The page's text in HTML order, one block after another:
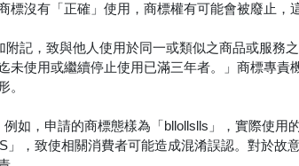
沒有「正確」使用，商標權有可能會被廢止，
記，致與他人使用於同一或類似之商品或服務
使用或繼續停止使用已滿三年者。」商標專責
。
如，申請的商標態樣為「bllollslls」，實際使用
」，致使相關消費者可能造成混淆誤認。對於故